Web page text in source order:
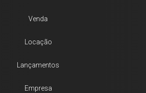
Venda
Locação
Lançamentos
Empresa